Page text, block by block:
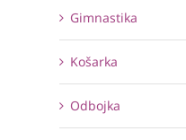
Gimnastika
Košarka
Odbojka